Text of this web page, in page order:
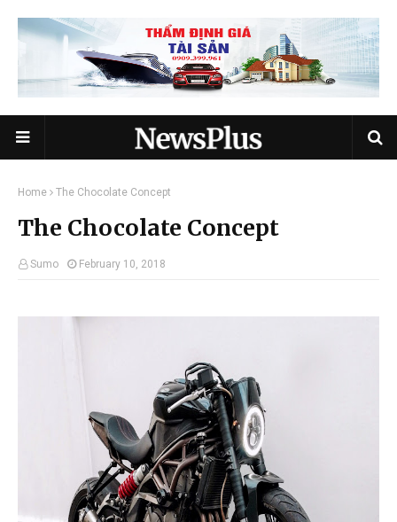
Home The Chocolate Concept
The Chocolate Concept
Sumo February 10, 2018